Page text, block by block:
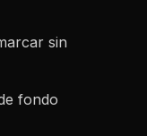
sin
fondo